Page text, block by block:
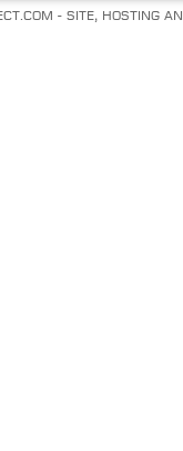
- Site, hosting